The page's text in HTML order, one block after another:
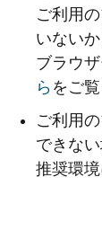
ご利用
いない
ブラウ
ら をご覧
ご利用
できな
推奨環